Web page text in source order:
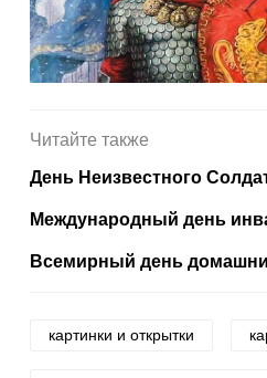
Читайте также
День Неизвестного
Международный день
Всемирный день
картинки и открытки